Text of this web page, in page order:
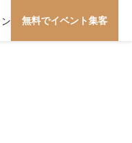
無料でイベント集客